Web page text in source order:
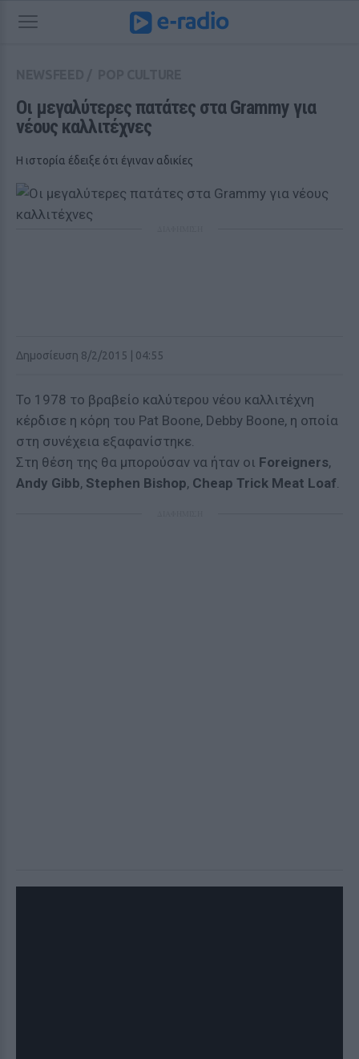
Οι μεγαλύτερες πατάτες στα Grammy για
νέους καλλιτέχνες
Η ιστορία έδειξε ότι έγιναν αδικίες
Δημοσίευση 8/2/2015 | 04:55
Το 1978 το βραβείο καλύτερου νέου καλλιτέχνη
κέρδισε η κόρη του Pat Boone, Debby Boone, η οποία
στη συνέχεια εξαφανίστηκε.
Στη θέση της θα μπορούσαν να ήταν οι Foreigners,
Andy Gibb, Stephen Bishop, Cheap Trick Meat Loaf.